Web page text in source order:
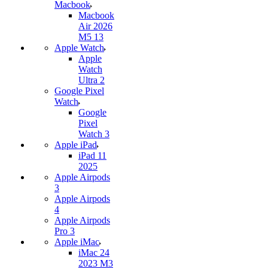
Macbook
Macbook
Air 2026
M5 13
Apple Watch
Apple
Watch
Ultra 2
Google Pixel
Watch
Google
Pixel
Watch 3
Apple iPad
iPad 11
2025
Apple Airpods
3
Apple Airpods
4
Apple Airpods
Pro 3
Apple iMac
iMac 24
2023 M3